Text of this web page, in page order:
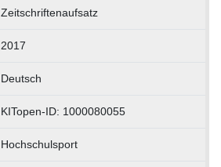
Zeitschriftenaufsatz
2017
Deutsch
KITopen-ID: 1000080055
Hochschulsport